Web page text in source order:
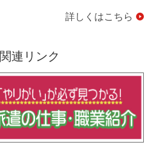
詳しくはこちら
関連リンク